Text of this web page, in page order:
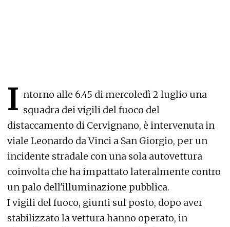
I ntorno alle 6.45 di mercoledì 2 luglio una
squadra dei vigili del fuoco del
distaccamento di Cervignano, è intervenuta in
viale Leonardo da Vinci a San Giorgio, per un
incidente stradale con una sola autovettura
coinvolta che ha impattato lateralmente contro
un palo dell'illuminazione pubblica.
I vigili del fuoco, giunti sul posto, dopo aver
stabilizzato la vettura hanno operato, in